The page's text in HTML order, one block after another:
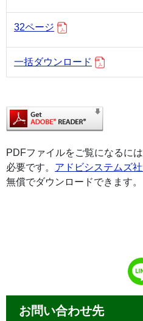
32ページ
一括ダウンロード
PDFファイルをご覧になるに
必要です。 アドビシステムズ
無償でダウンロードできます。
お問い合わせ先